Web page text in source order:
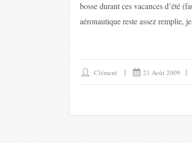
bosse durant ces vacances d’été
aéronautique reste assez remplie,
Clément 21 Août 2009